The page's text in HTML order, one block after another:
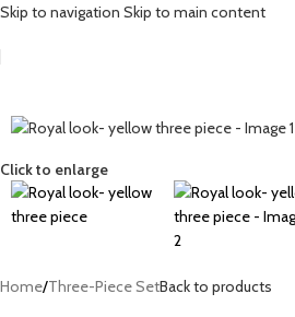
Skip to navigation Skip to main content
Click to enlarge
Home/Three-Piece SetBack to products